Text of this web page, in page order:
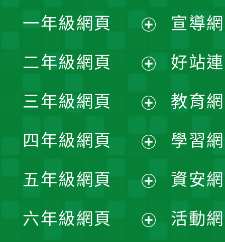
一年級網頁
開
選
單
二年級網頁
開
選
單
三年級網頁
開
選
單
四年級網頁
開
選
五年級網頁
開
六年級網頁
宣導
好站
教育
學習
資安
活動